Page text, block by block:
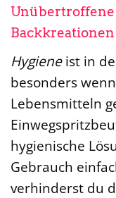
Backkreationen
Hygieneist in
besonders
Lebensmitteln
hygienische
Gebrauch
verhinderst du